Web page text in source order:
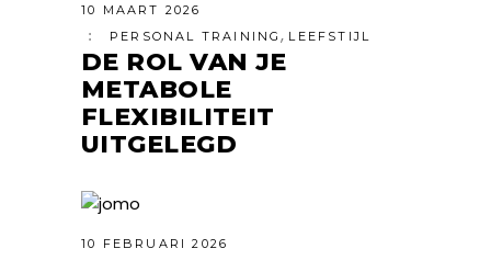
10 MAART 2026
PERSONAL TRAINING , LEEFSTIJL
DE ROL VAN JE
METABOLE
FLEXIBILITEIT
UITGELEGD
10 FEBRUARI 2026